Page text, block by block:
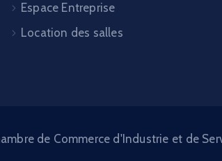
Espace Entreprise
Location des salles
de Commerce d'Industrie et de